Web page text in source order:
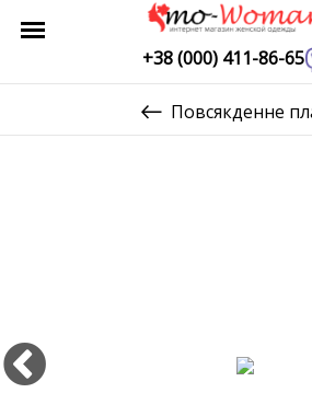
+38 (000) 411-86-65
Повсякденне